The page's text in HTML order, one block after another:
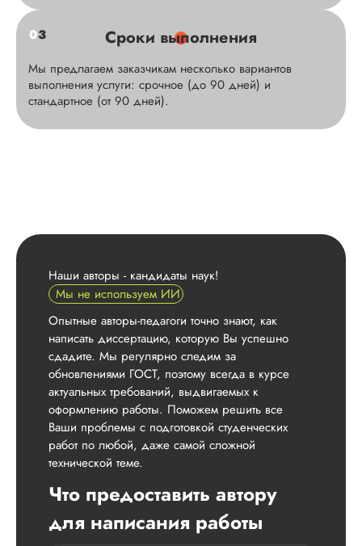
03 Сроки выполнения
Мы предлагаем заказчикам несколько вариантов
выполнения услуги: срочное (до 90 дней) и
стандартное (от 90 дней).
Наши авторы - кандидаты наук!
Мы не используем ИИ
Опытные авторы-педагоги точно знают, как
написать диссертацию, которую Вы успешно
сдадите. Мы регулярно следим за
обновлениями ГОСТ, поэтому всегда в курсе
актуальных требований, выдвигаемых к
оформлению работы. Поможем решить все
Ваши проблемы с подготовкой студенческих
работ по любой, даже самой сложной
технической теме.
Что предоставить автору
для написания работы
Кандидатская
Кандидатская
выполнена
Самое главное для
защиты,
бесплатные правки
Читать полный
мотиватор!
Катарина
Вид работы:
Кандидатская
диссертация